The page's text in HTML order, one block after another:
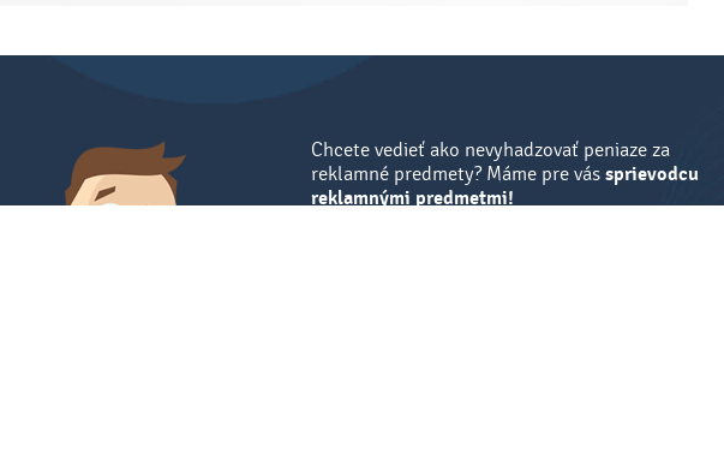
Chcete vedieť ako nevyhadzovať peniaze za
reklamné predmety? Máme pre vás sprievodcu
reklamnými predmetmi!